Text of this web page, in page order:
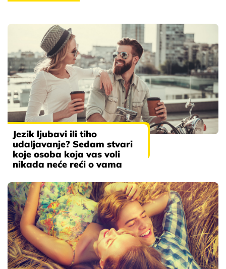
Jezik ljubavi ili tiho
udaljavanje? Sedam stvari
koje osoba koja vas voli
nikada neće reći o vama